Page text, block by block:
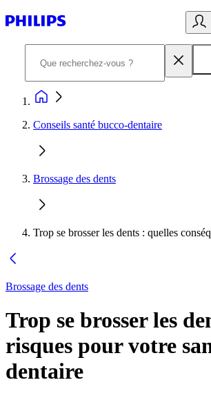
Conseils santé bucco-dentaire
Brossage des dents
Trop se brosser les dents : quelles
Brossage des dents
Trop se brosser les
risques pour votre
dentaire